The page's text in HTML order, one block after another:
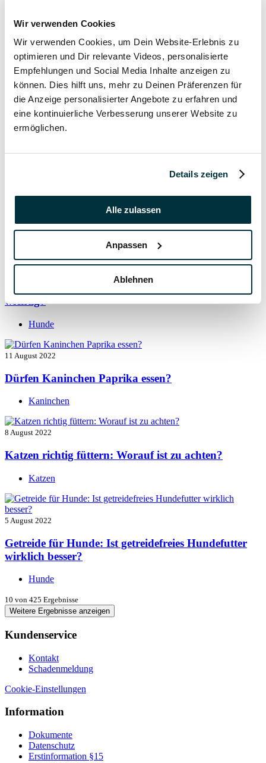
Wir verwenden Cookies
Wir verwenden Cookies, um Dein Website-Erlebnis zu
optimieren und Dir relevante Videos, personalisierte
Empfehlungen und Social Media Inhalte anzeigen zu
können. Dies hilft uns, mehr zu Deinen Präferenzen für
die Anzeige personalisierter Angebote zu erfahren und
eine kontinuierliche Verbesserung unserer Website zu
ermöglichen.
Details zeigen
Alle zulassen
Anpassen
Ablehnen
22 August 2022
Hundefutter und Wasser im Urlaub: Worauf sollte
besonders geachtet werden?
Hunde
17 August 2022
Was dürfen Katzen nicht essen?
Katzen
Vitamin B für den Hund: Für was ist es wichtig?
Hunde
13 August 2022
wichtig?
Hunde
11 August 2022
Dürfen Kaninchen Paprika essen?
Kaninchen
8 August 2022
Katzen richtig füttern: Worauf ist zu achten?
Katzen
5 August 2022
Getreide für Hunde: Ist getreidefreies Hundefutter
wirklich besser?
Hunde
10 von 425 Ergebnisse
Weitere Ergebnisse anzeigen
Kundenservice
Kontakt
Schadenmeldung
Cookie-Einstellungen
Information
Dokumente
Datenschutz
Erstinformation §15